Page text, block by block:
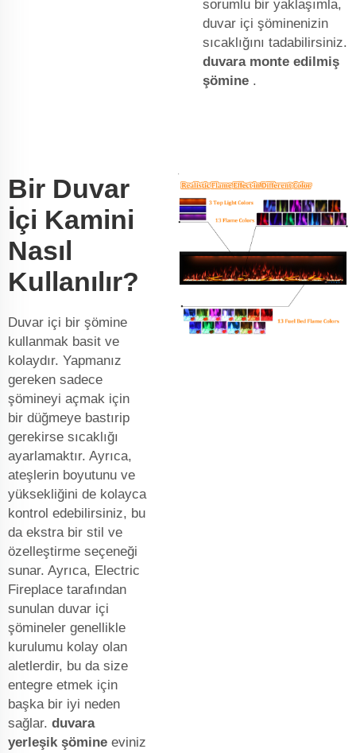
sorumlu bir yaklaşımla,
duvar içi şöminenizin
sıcaklığını tadabilirsiniz.
duvara monte edilmiş
şömine .
Bir Duvar
İçi Kamini
Nasıl
Kullanılır?
Duvar içi bir şömine
kullanmak basit ve
kolaydır. Yapmanız
gereken sadece
şömineyi açmak için
bir düğmeye bastırip
gerekirse sıcaklığı
ayarlamaktır. Ayrıca,
ateşlerin boyutunu ve
yüksekliğini de kolayca
kontrol edebilirsiniz, bu
da ekstra bir stil ve
özelleştirme seçeneği
sunar. Ayrıca, Electric
Fireplace tarafından
sunulan duvar içi
şömineler genellikle
kurulumu kolay olan
aletlerdir, bu da size
entegre etmek için
başka bir iyi neden
sağlar. duvara
yerleşik şömine eviniz